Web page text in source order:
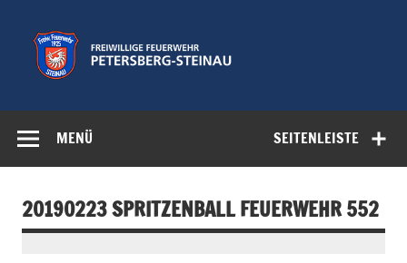
springen
Feuerwehr
Petersberg-
SEITENLEISTE
MENÜ
20190223 SPRITZENBALL FEUERWEHR 552